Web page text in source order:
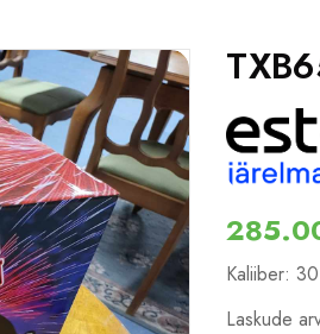
Kaliiber:
Laskude